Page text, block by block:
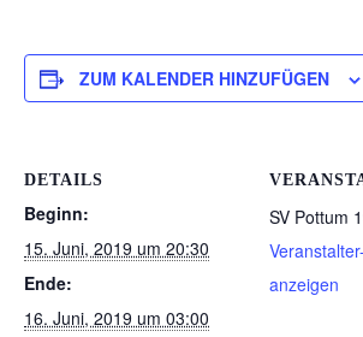
ZUM KALENDER HINZUFÜGEN
DETAILS
Beginn:
15. Juni, 2019 um 20:30
Ende:
16. Juni, 2019 um 03:00
SV Pottum
anzeigen